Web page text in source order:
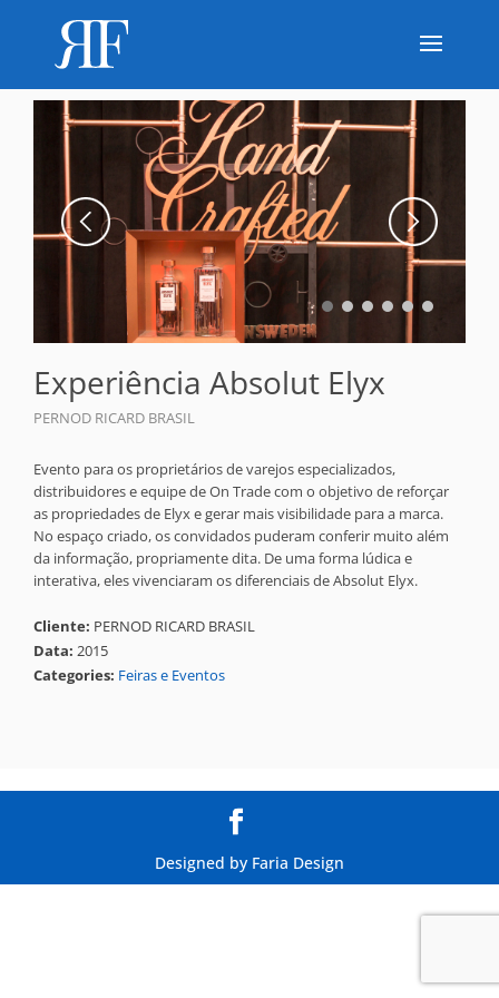
Experiência Absolut Elyx
PERNOD RICARD BRASIL
Evento para os proprietários de varejos especializados,
distribuidores e equipe de On Trade com o objetivo de reforçar
as propriedades de Elyx e gerar mais visibilidade para a marca.
No espaço criado, os convidados puderam conferir muito além
da informação, propriamente dita. De uma forma lúdica e
interativa, eles vivenciaram os diferenciais de Absolut Elyx.
Cliente: PERNOD RICARD BRASIL
Data: 2015
Categories: Feiras e Eventos
Designed by Faria Design